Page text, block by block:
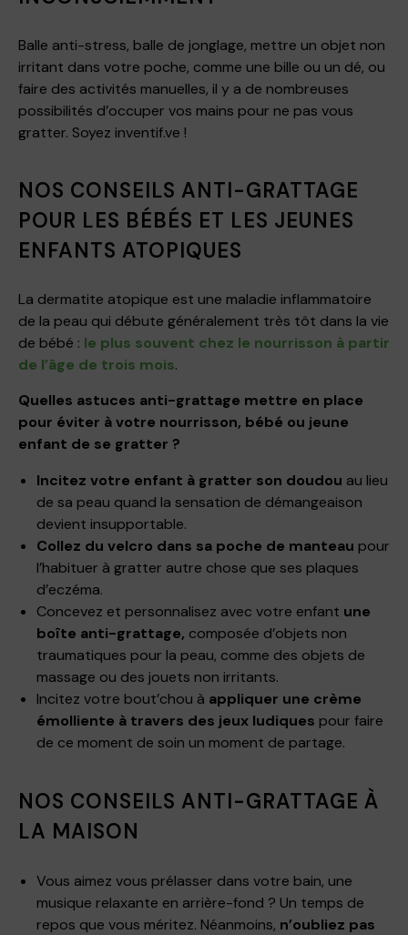
Balle anti-stress, balle de jonglage, mettre un objet non
irritant dans votre poche, comme une bille ou un dé, ou
faire des activités manuelles, il y a de nombreuses
possibilités d’occuper vos mains pour ne pas vous
gratter. Soyez inventif.ve !
NOS CONSEILS ANTI-GRATTAGE
POUR LES BÉBÉS ET LES JEUNES
ENFANTS ATOPIQUES
La dermatite atopique est une maladie inflammatoire
de la peau qui débute généralement très tôt dans la vie
de bébé : le plus souvent chez le nourrisson à partir
de l’âge de trois mois.
Quelles astuces anti-grattage mettre en place
pour éviter à votre nourrisson, bébé ou jeune
enfant de se gratter ?
Incitez votre enfant à gratter son doudou au lieu
de sa peau quand la sensation de démangeaison
devient insupportable.
Collez du velcro dans sa poche de manteau pour
l’habituer à gratter autre chose que ses plaques
d’eczéma.
Concevez et personnalisez avec votre enfant une
boîte anti-grattage, composée d’objets non
traumatiques pour la peau, comme des objets de
massage ou des jouets non irritants.
Incitez votre bout’chou à appliquer une crème
émolliente à travers des jeux ludiques pour faire
de ce moment de soin un moment de partage.
NOS CONSEILS ANTI-GRATTAGE À
LA MAISON
Vous aimez vous prélasser dans votre bain, une
musique relaxante en arrière-fond ? Un temps de
repos que vous méritez. Néanmoins, n’oubliez pas